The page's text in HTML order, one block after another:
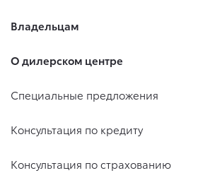
Владельцам
О дилерском центре
Специальные предложения
Консультация по кредиту
Консультация по страхованию